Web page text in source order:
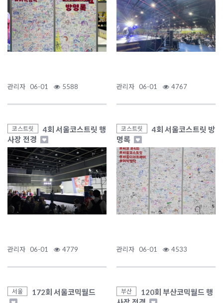
관리자 06-01 5588 관리자 06-01 4767
코스트릿
4회 서울코스트릿 행
사장 전경
관리자 06-01 4779
코스트릿
4회 서울코스트릿 방
명록
관리자 06-01 4533
서울 172회 서울코믹월드 부산
120회 부산코믹월드 행